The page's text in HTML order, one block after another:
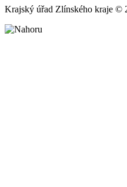
Krajský úřad Zlínského kraje ©